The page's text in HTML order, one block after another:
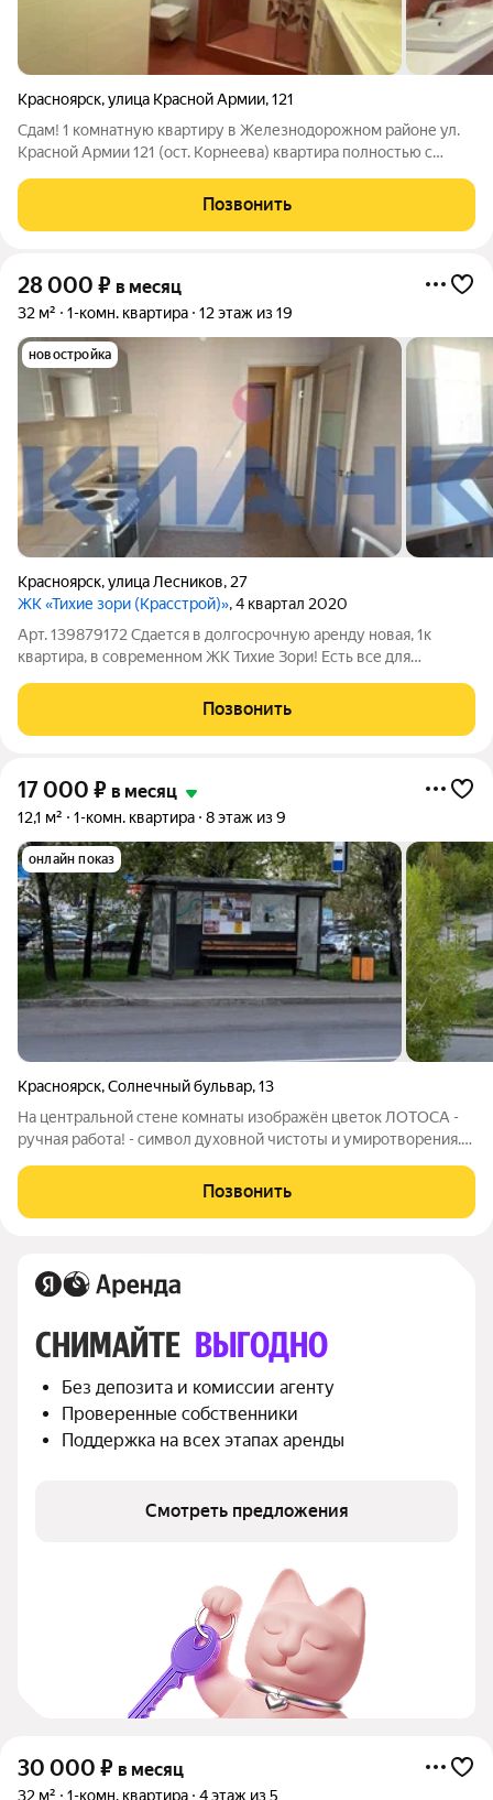
Красноярск,улица Красной Армии,121
Сдам! 1 комнатную квартиру в Железнодорожном районе ул.
Красной Армии 121 (ост. Корнеева) квартира полностью с
отличном состоянии, идеально чистая квартира, новые шторы,
духовой шкаф, холодильник,
Позвонить
28 000 ₽ в месяц
32 м² 1-комн. квартира 12 этаж из 19
новостройка
Красноярск,улица Лесников, 27
ЖК «Тихие зори (Красстрой)», 4 квартал 2020
Арт. 139879172 Сдается в долгосрочную аренду новая, 1к
квартира, в современном ЖК Тихие Зори! Есть все для
группа, прихожая, шкаф, корпусная мебель для гостиной,
прихожая, телевизор, холодильник,
Позвонить
17 000 ₽ в месяц
12,1 м² 1-комн. квартира 8 этаж из 9
онлайн показ
Красноярск,Солнечный бульвар,13
На центральной стене комнаты изображён цветок ЛОТОСА -
ручная работа! - символ духовной чистоты и умиротворения.
светлые руки!) Свежий евроремонт (ламинат, навесные
потолки с подсветкой на пульте).
Позвонить
СНИМАЙТЕ ВЫГОДНО
Без депозита и комиссии агенту
Проверенные собственники
Поддержка на всех этапах аренды
Смотреть предложения
30 000 ₽ в месяц
32 м² 1-комн. квартира 4 этаж из 5